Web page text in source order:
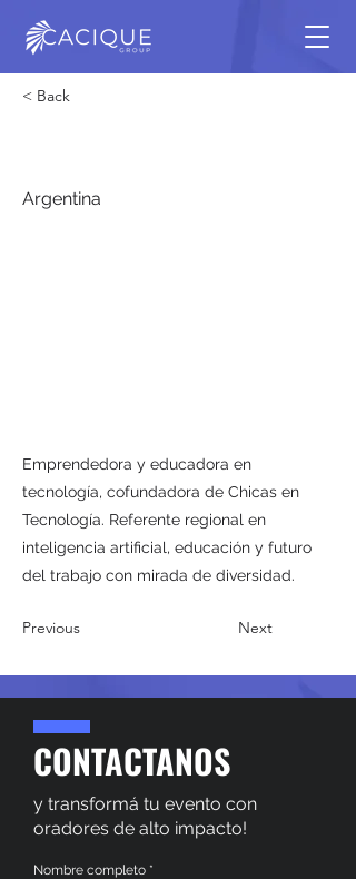
< Back
Argentina
Emprendedora y educadora en
tecnología, cofundadora de Chicas en
Tecnología. Referente regional en
inteligencia artificial, educación y futuro
del trabajo con mirada de diversidad.
Previous Next
CONTACTANOS
y transformá tu evento con
oradores de alto impacto!
Nombre completo